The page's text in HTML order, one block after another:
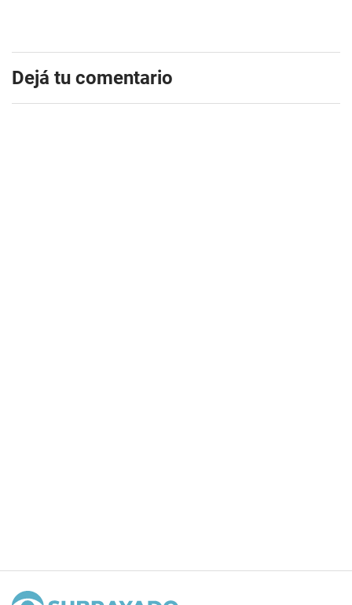
Dejá tu comentario